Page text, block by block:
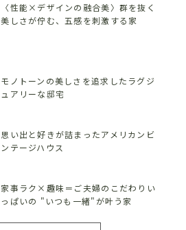
〈性能×デザインの融合美〉群を抜く
美しさが佇む、五感を刺激する家
モノトーンの美しさを追求したラグジ
ュアリーな邸宅
思い出と好きが詰まったアメリカンビ
ンテージハウス
家事ラク×趣味＝ご夫婦のこだわりい
っぱいの "いつも一緒"が叶う家